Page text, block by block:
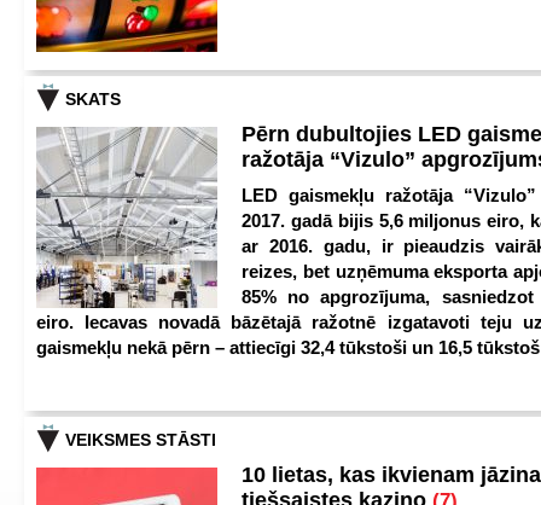
SKATS
Pērn dubultojies LED
ražotāja “Vizulo”
LED gaismekļu ražotāja
2017. gadā bijis 5,6 miljonus eiro,
ar 2016. gadu, ir pieaudzis
reizes, bet uzņēmuma eksporta
85% no apgrozījuma,
eiro. Iecavas novadā bāzētajā ražotnē izgatavoti teju
gaismekļu nekā pērn – attiecīgi 32,4 tūkstoši un 16,5
VEIKSMES STĀSTI
10 lietas, kas ikvienam
tiešsaistes kazino